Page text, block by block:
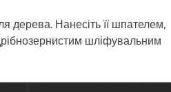
дерева. Нанесіть її шпателем,
шліфувальним